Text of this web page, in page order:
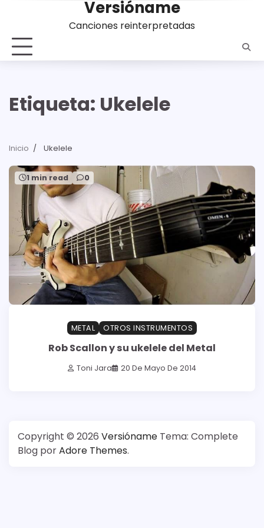
contenido
Versióname
Canciones reinterpretadas
Etiqueta: Ukelele
Inicio Ukelele
1 min read 0
METAL OTROS INSTRUMENTOS
Rob Scallon y su ukelele del Metal
Toni Jara 20 De Mayo De 2014
Copyright © 2026 Versióname Tema: Complete
Blog porAdore Themes.